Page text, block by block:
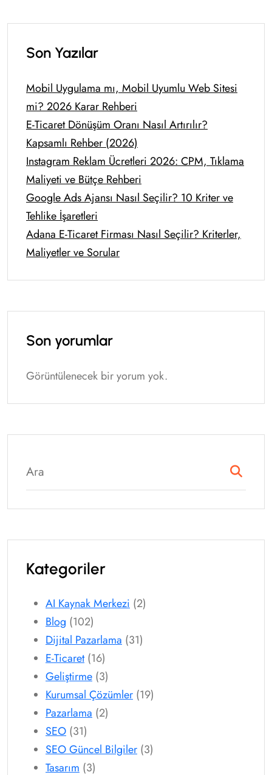
Son Yazılar
Mobil Uygulama mı, Mobil Uyumlu Web Sitesi
mi? 2026 Karar Rehberi
E-Ticaret Dönüşüm Oranı Nasıl Artırılır?
Kapsamlı Rehber (2026)
Instagram Reklam Ücretleri 2026: CPM, Tıklama
Maliyeti ve Bütçe Rehberi
Google Ads Ajansı Nasıl Seçilir? 10 Kriter ve
Tehlike İşaretleri
Adana E-Ticaret Firması Nasıl Seçilir? Kriterler,
Maliyetler ve Sorular
Son yorumlar
Görüntülenecek bir yorum yok.
Kategoriler
AI Kaynak Merkezi (2)
Blog (102)
Dijital Pazarlama (31)
E-Ticaret(16)
Geliştirme (3)
Kurumsal Çözümler (19)
Pazarlama (2)
SEO (31)
SEO Güncel Bilgiler (3)
Tasarım (3)